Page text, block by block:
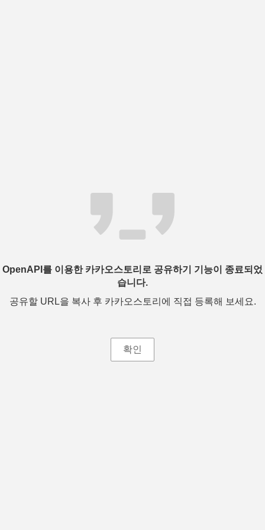
OpenAPI를 이용한 카카오스토리로 공유하기 기능이 종료되었
습니다.
공유할 URL을 복사 후 카카오스토리에 직접 등록해 보세요.
확인